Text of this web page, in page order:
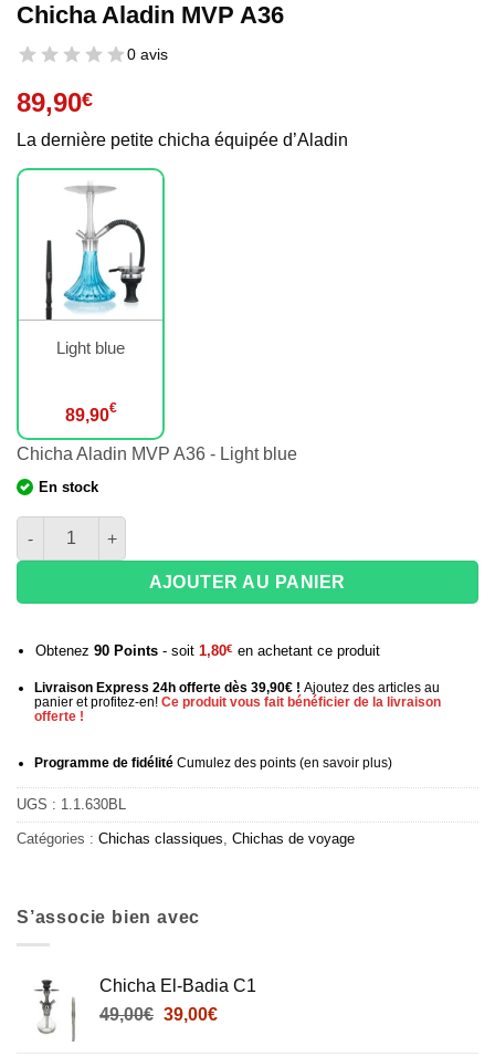
Chicha Aladin MVP A36
0 avis
89,90€
La dernière petite chicha équipée d’Aladin
Light blue
89,90€
Chicha Aladin MVP A36 - Light blue
En stock
quantité de Chicha Aladin MVP A36
AJOUTER AU PANIER
Obtenez 90Points- soit 1,80€ en achetant ce produit
Livraison Express 24h offerte dès 39,90€ ! Ajoutez des articles au
panier et profitez-en! Ce produit vous fait bénéficier de la livraison
offerte !
Programme de fidélitéCumulez des points (en savoir plus)
UGS : 1.1.630BL
Catégories : Chichas classiques, Chichas de voyage
S’associe bien avec
Chicha El-Badia C1
49,00€ Le
39,00€Le